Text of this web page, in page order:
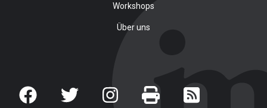
Workshops
Über uns